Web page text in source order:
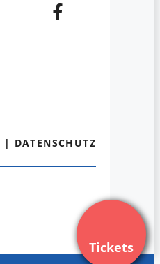
Tickets
| DATENSCHUTZ